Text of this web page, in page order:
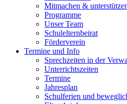
Mitmachen &
Programme
Unser Team
Schulelternbeirat
Förderverein
Termine und Info
Sprechzeiten in der
Unterrichtszeiten
Termine
Jahresplan
Schulferien und